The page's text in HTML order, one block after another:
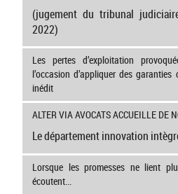
(jugement du tribunal
2022)
Les pertes d’exploitation
l’occasion d’appliquer des
inédit
ALTER VIA AVOCATS ACCUEILLE DE
Le département innovation
Lorsque les promesses ne lient
écoutent...